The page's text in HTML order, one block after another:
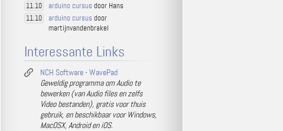
11.10 arduino cursus door Hans
11.10 arduino cursus door
martijnvandenbrakel
Interessante Links
NCH Software - WavePad
Geweldig programma om Audio te
bewerken (van Audio files en zelfs
Video bestanden), gratis voor thuis
gebruik, en beschikbaar voor Windows,
MacOSX, Android en iOS.